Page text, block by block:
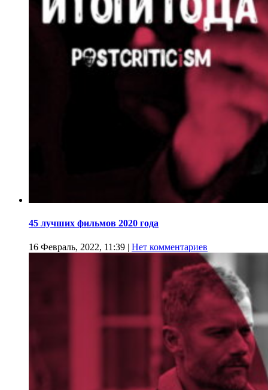
45 лучших фильмов 2020 года
16 Февраль, 2022, 11:39 | Нет комментариев